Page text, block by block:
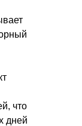
что
дней